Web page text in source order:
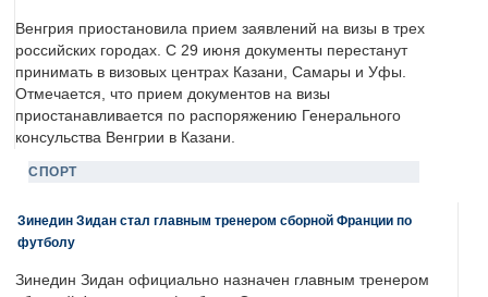
Венгрия приостановила прием заявлений на визы в трех
российских городах. С 29 июня документы перестанут
принимать в визовых центрах Казани, Самары и Уфы.
Отмечается, что прием документов на визы
приостанавливается по распоряжению Генерального
консульства Венгрии в Казани.
СПОРТ
Зинедин Зидан стал главным тренером сборной Франции по
футболу
Зинедин Зидан официально назначен главным тренером